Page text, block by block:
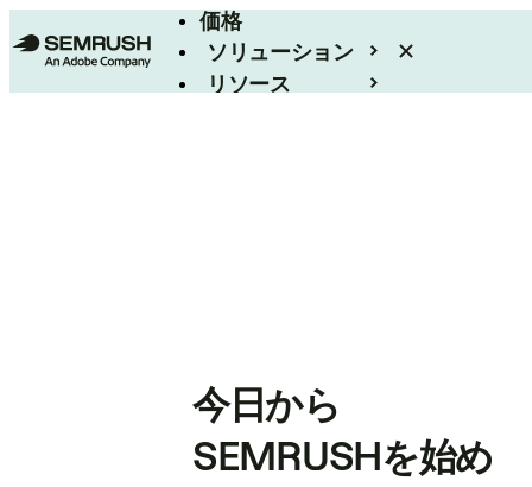
価格
ソリューション
リソース
今日から
SEMRUSHを始め